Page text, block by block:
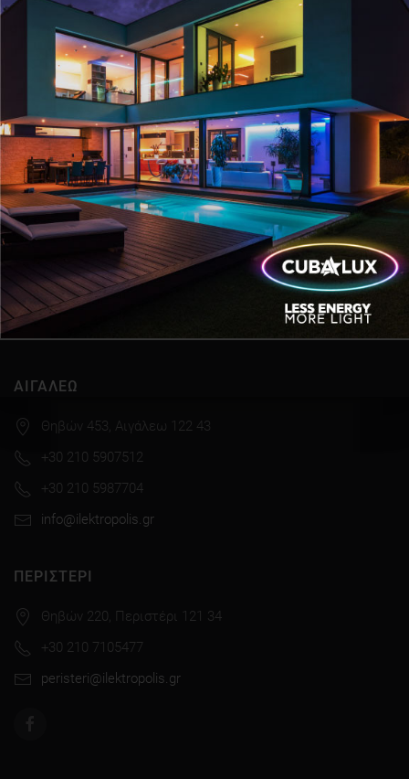
ΕΠΑΓΓΕΛΜΑΤΙΚΟΣ ΦΩΤΙΣΜΟΣ
ΦΩΤΙΣΜΟΣ LED
ΑΙΓΑΛΕΩ
Θηβών 453, Αιγάλεω 122 43
+30 210 5907512
+30 210 5987704
info@ilektropolis.gr
ΠΕΡΙΣΤΕΡΙ
Θηβών 220, Περιστέρι 121 34
+30 210 7105477
peristeri@ilektropolis.gr